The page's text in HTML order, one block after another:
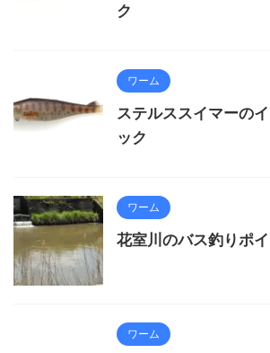
ク
ワーム
ステルススイマーの
ック
ワーム
花室川のバス釣りポ
ワーム